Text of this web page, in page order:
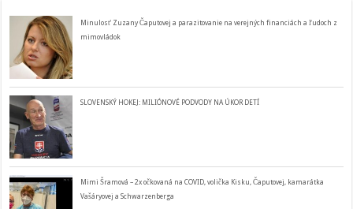
Minulosť Zuzany Čaputovej a parazitovanie na verejných financiách a ľudoch z
mimovládok
SLOVENSKÝ HOKEJ: MILIÓNOVÉ PODVODY NA ÚKOR DETÍ
Mimi Šramová – 2x očkovaná na COVID, volička Kisku, Čaputovej, kamarátka
Vašáryovej a Schwarzenberga